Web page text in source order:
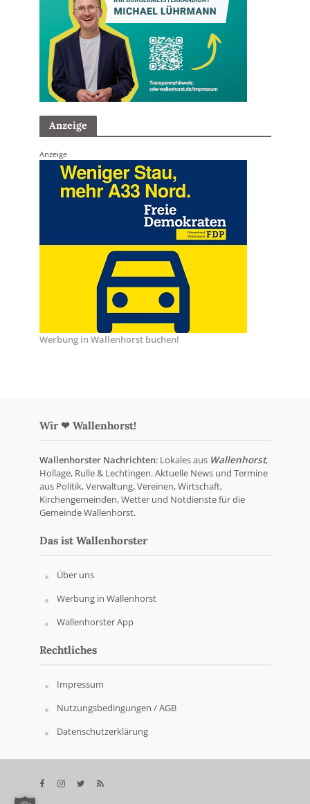
Anzeige
Anzeige
Werbung in Wallenhorst buchen!
Wir ❤ Wallenhorst!
Wallenhorster Nachrichten: Lokales aus Wallenhorst,
Hollage, Rulle & Lechtingen. Aktuelle News und Termine
aus Politik, Verwaltung, Vereinen, Wirtschaft,
Kirchengemeinden, Wetter und Notdienste für die
Gemeinde Wallenhorst.
Das ist Wallenhorster
Über uns
Werbung in Wallenhorst
Wallenhorster App
Rechtliches
Impressum
Nutzungsbedingungen / AGB
Datenschutzerklärung